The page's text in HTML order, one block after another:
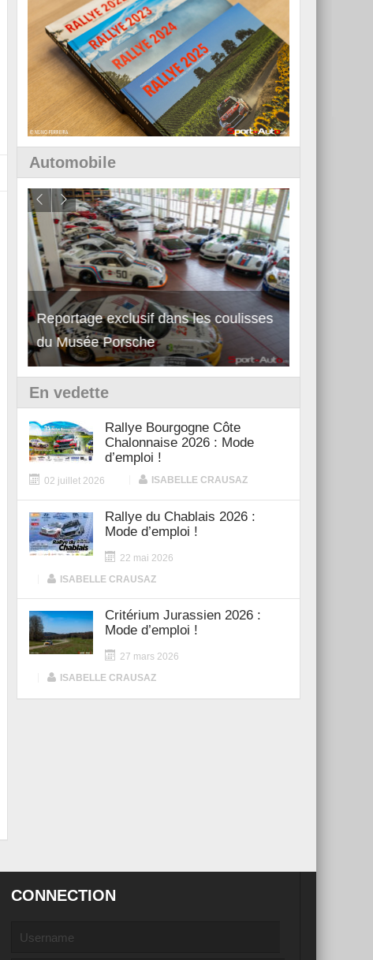
Automobile
Reportage exclusif dans les coulisses
du Musée Porsche
Découverte de la nouvelle Ferrari
12Cilindri Manuale
En vedette
Rallye Bourgogne Côte
Chalonnaise 2026 : Mode
d’emploi !
02 juillet 2026 ISABELLE CRAUSAZ
Rallye du Chablais 2026 :
Mode d’emploi !
22 mai 2026
ISABELLE CRAUSAZ
Critérium Jurassien 2026 :
Mode d’emploi !
27 mars 2026
ISABELLE CRAUSAZ
CONNECTION